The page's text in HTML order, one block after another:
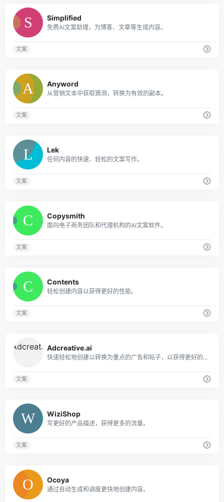
Simplified
免费AI文案助理，为博客、文章等生成内容。
文案
Anyword
从营销文本中获取猜测，转换为有效的副本。
文案
Lek
任何内容的快速、轻松的文案写作。
文案
Copysmith
面向电子商务团队和代理机构的AI文案软件。
文案
Contents
轻松创建内容以获得更好的性能。
文案
Adcreative.ai
快速轻松地创建以转换为重点的广告和帖子，以获得更好的结果。
文案
WiziShop
写更好的产品描述，获得更多的流量。
文案
Ocoya
通过自动生成和调度更快地创建内容。